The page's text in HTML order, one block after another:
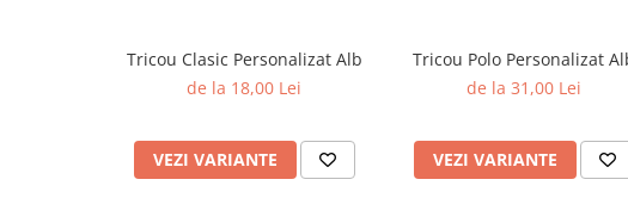
✔️ Perfecte pentru evenimente, echipe, promoții sau uz zilnic.
Trimite-ne grafica, logo-ul sau ideea ta, iar echipa noastră se
la concept la produsul final. Fiecare tricou este realizat cu
Tricou Clasic Personalizat Alb
de la 18,00 Lei
VEZI VARIANTE
Tricou Polo Personalizat
de la 31,00 Lei
VEZI VARIANTE